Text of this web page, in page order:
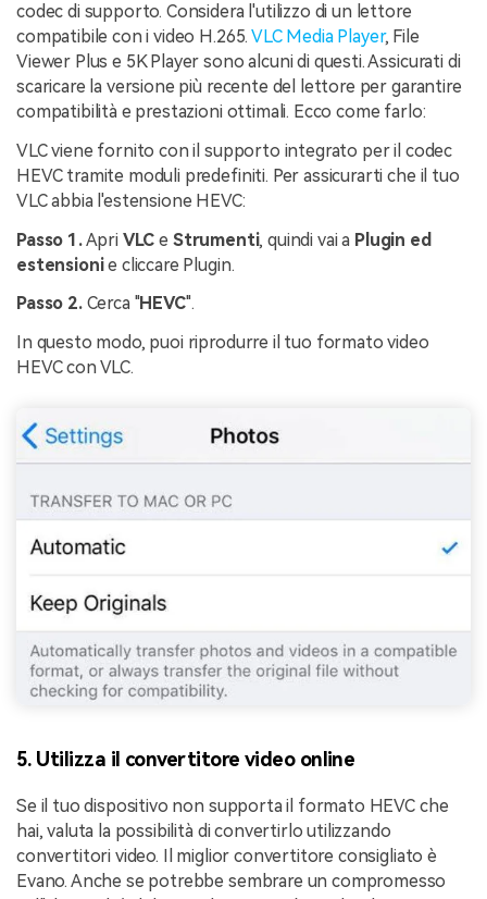
codec di supporto. Considera l'utilizzo di un lettore
compatibile con i video H.265.VLC Media Player, File
Viewer Plus e 5K Player sono alcuni di questi. Assicurati di
scaricare la versione più recente del lettore per garantire
compatibilità e prestazioni ottimali. Ecco come farlo:
VLC viene fornito con il supporto integrato per il codec
HEVC tramite moduli predefiniti. Per assicurarti che il tuo
VLC abbia l'estensione HEVC:
Passo 1.Apri VLC e Strumenti, quindi vai a Plugin ed
estensionie cliccare Plugin.
Passo 2.Cerca "HEVC".
In questo modo, puoi riprodurre il tuo formato video
HEVC con VLC.
5. Utilizza il convertitore video online
Se il tuo dispositivo non supporta il formato HEVC che
hai, valuta la possibilità di convertirlo utilizzando
convertitori video. Il miglior convertitore consigliato è
Evano. Anche se potrebbe sembrare un compromesso